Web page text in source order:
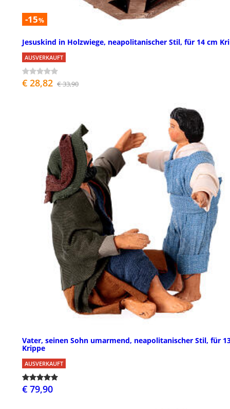
-15%
Jesuskind in Holzwiege, neapolitanischer Stil, für 14 cm
AUSVERKAUFT
€ 28,82 € 33,90
Vater, seinen Sohn umarmend, neapolitanischer Stil, für
Krippe
AUSVERKAUFT
€ 79,90